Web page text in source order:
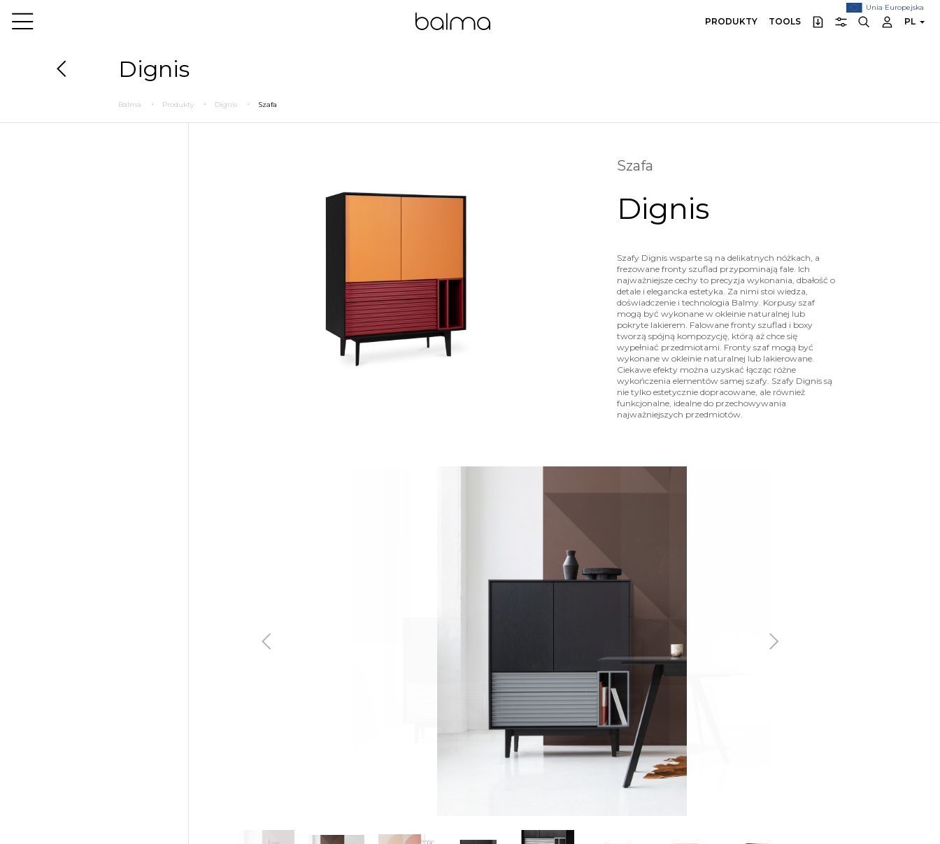
Unia Europejska
PRODUKTY TOOLS PL
Dignis
Balma Produkty Dignis Szafa
Szafa
Dignis
Szafy Dignis wsparte są na delikatnych nóżkach, a
frezowane fronty szuflad przypominają fale. Ich
najważniejsze cechy to precyzja wykonania, dbałość o
detale i elegancka estetyka. Za nimi stoi wiedza,
doświadczenie i technologia Balmy. Korpusy szaf
mogą być wykonane w okleinie naturalnej lub
pokryte lakierem. Falowane fronty szuflad i boxy
tworzą spójną kompozycję, którą aż chce się
wypełniać przedmiotami. Fronty szaf mogą być
wykonane w okleinie naturalnej lub lakierowane.
Ciekawe efekty można uzyskać łącząc różne
wykończenia elementów samej szafy. Szafy Dignis są
nie tylko estetycznie dopracowane, ale również
funkcjonalne, idealne do przechowywania
najważniejszych przedmiotów.
Poprzedni Następny